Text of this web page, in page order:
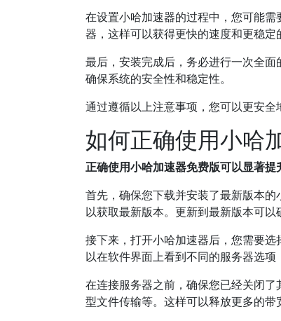
在设置小哈加速器的过程中，您可能
器，这样可以获得更快的速度和更稳定
最后，安装完成后，务必进行一次全
确保系统的安全性和稳定性。
通过遵循以上注意事项，您可以更安全
如何正确使用小哈
正确使用小哈加速器免费版可以显著提
首先，确保您下载并安装了最新版本
以获取最新版本。更新到最新版本可以
接下来，打开小哈加速器后，您需要
以在软件界面上看到不同的服务器选项
在连接服务器之前，确保您已经关闭
型文件传输等。这样可以释放更多的带